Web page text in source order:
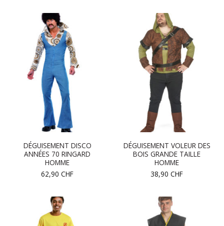
DÉGUISEMENT DISCO
ANNÉES 70 RINGARD
HOMME
62,90 CHF
DÉGUISEMENT VOLEUR DES
BOIS GRANDE TAILLE
HOMME
38,90 CHF